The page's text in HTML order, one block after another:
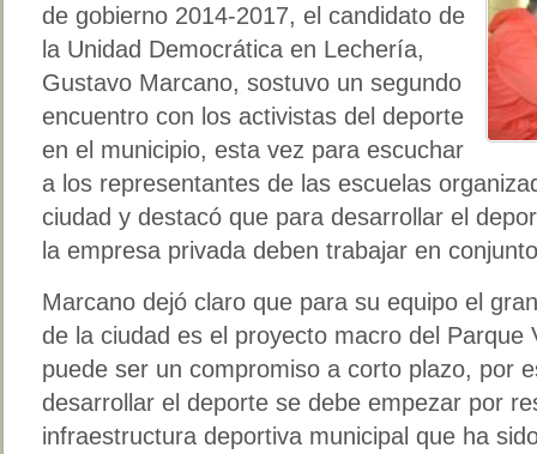
de gobierno 2014-2017, el candidato de
la Unidad Democrática en Lechería,
Gustavo Marcano, sostuvo un segundo
encuentro con los activistas del deporte
en el municipio, esta vez para escuchar
a los representantes de las escuelas
ciudad y destacó que para desarrollar el
la empresa privada deben trabajar en
Marcano dejó claro que para su equipo el
de la ciudad es el proyecto macro del Parque
puede ser un compromiso a corto plazo, por
desarrollar el deporte se debe empezar por
infraestructura deportiva municipal que ha